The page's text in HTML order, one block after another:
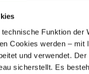
Funktion
Cookies werden –
und verwendet.
sicherstellt. Es